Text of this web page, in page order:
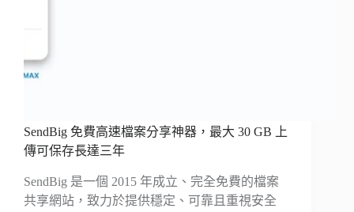
SendBig 免費高速檔案分享神器，最大 30 GB 上
傳可保存長達三年
SendBig 是一個 2015 年成立、完全免費的檔案
共享網站，致力於提供穩定、可靠且重視安全